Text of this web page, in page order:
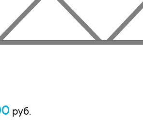
руб.